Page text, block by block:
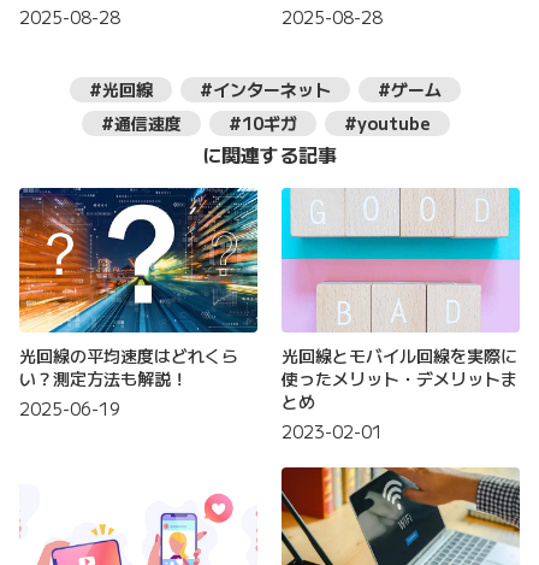
2025-08-28
2025-08-28
#光回線 #インターネット
#ゲーム
#通信速度
#10ギガ #youtube
に関連する記事
光回線の平均速度はどれくら
い？測定方法も解説！
2025-06-19
光回線とモバイル回線を実際に
使ったメリット・デメリットま
とめ
2023-02-01